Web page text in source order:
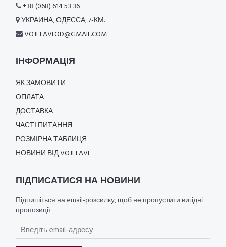
+38 (068) 614 53 36
УКРАИНА, ОДЕССА, 7-КМ.
VOJELAVI.OD@GMAIL.COM
ІНФОРМАЦІЯ
ЯК ЗАМОВИТИ
ОПЛАТА
ДОСТАВКА
ЧАСТІ ПИТАННЯ
РОЗМІРНА ТАБЛИЦЯ
НОВИНИ ВІД VOJELAVI
ПІДПИСАТИСЯ НА НОВИНИ
Підпишіться на email-розсилку, щоб не пропустити вигідні
пропозиції